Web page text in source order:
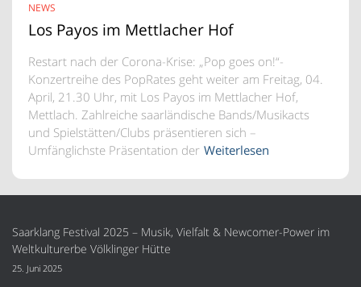
NEWS
Los Payos im Mettlacher Hof
Restart nach der Corona-Krise: „Pop goes on!“-
Konzertreihe des PopRates geht weiter am Freitag, 04.
April, 21.30 Uhr, mit Los Payos im Mettlacher Hof,
Mettlach. Zahlreiche saarländische Bands/Musikacts
und Spielstätten/Clubs präsentieren sich –
Umfänglichste Präsentation der Weiterlesen
Saarklang Festival 2025 – Musik, Vielfalt & Newcomer-Power im
Weltkulturerbe Völklinger Hütte
25. Juni 2025